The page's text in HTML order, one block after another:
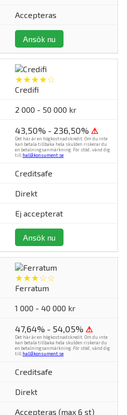
Accepteras
Ansök nu
★★★★☆
Credifi
2 000 - 50 000 kr
43,50% - 236,50% ⚠
Det här är en högkostnadskredit. Om du inte
kan betala tillbaka hela skulden riskerar du
en betalningsanmärkning. För stöd, vänd dig
till hallåkonsument.se
Creditsafe
Direkt
Ej accepterat
Ansök nu
★★★☆☆
Ferratum
1 000 - 40 000 kr
47,64% - 54,05% ⚠
Det här är en högkostnadskredit. Om du inte
kan betala tillbaka hela skulden riskerar du
en betalningsanmärkning. För stöd, vänd dig
till hallåkonsument.se
Creditsafe
Direkt
Accepteras (max 6 st)